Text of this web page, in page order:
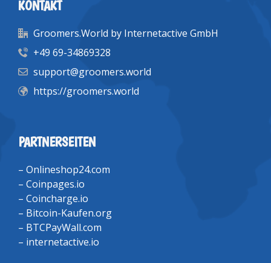
KONTAKT
Groomers.World by Internetactive GmbH
+49 69-34869328
support@groomers.world
https://groomers.world
PARTNERSEITEN
– Onlineshop24.com
– Coinpages.io
– Coincharge.io
– Bitcoin-Kaufen.org
– BTCPayWall.com
– internetactive.io